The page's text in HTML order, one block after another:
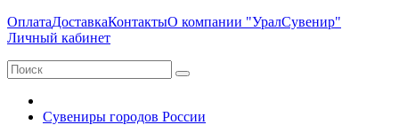
ОплатаДоставкаКонтактыО компании "УралСувенир"
Личный кабинет
Сувениры городов России